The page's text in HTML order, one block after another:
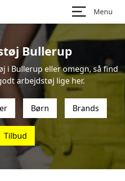
Menu
Bullerup
i Bullerup eller omegn, så find
arbejdstøj lige her.
Børn Brands
Tilbud